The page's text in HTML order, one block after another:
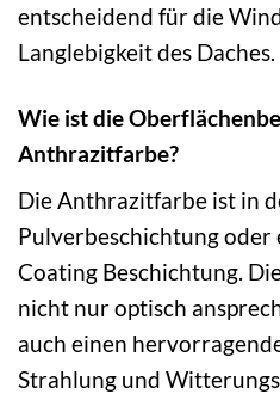
entscheidend für die
Langlebigkeit des Daches.
Wie ist die
Anthrazitfarbe?
Die Anthrazitfarbe ist in
Pulverbeschichtung
Coating Beschichtung.
nicht nur optisch
auch einen
Strahlung und